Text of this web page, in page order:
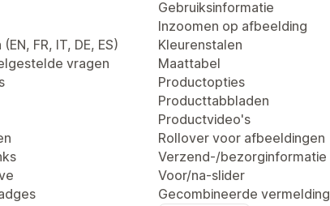
FR, IT, DE, ES)
vragen
Gebruiksinformatie
Inzoomen op afbeelding
Kleurenstalen
Maattabel
Productopties
Producttabbladen
Productvideo's
Rollover voor afbeeldingen
Verzend-/bezorginformatie
Voor/na-slider
Gecombineerde vermelding